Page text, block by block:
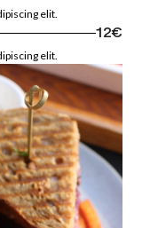
elit.
12€
elit.